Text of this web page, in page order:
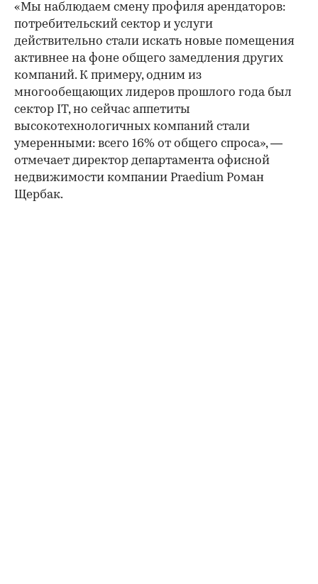
«Мы наблюдаем смену профиля арендаторов:
потребительский сектор и услуги
действительно стали искать новые помещения
активнее на фоне общего замедления других
компаний. К примеру, одним из
многообещающих лидеров прошлого года был
сектор IT, но сейчас аппетиты
высокотехнологичных компаний стали
умеренными: всего 16% от общего спроса», —
отмечает директор департамента офисной
недвижимости компании Praedium Роман
Щербак.